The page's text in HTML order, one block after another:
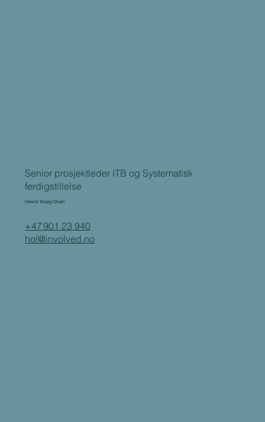
Senior prosjektleder ITB og Systematisk
ferdigstillelse
Henrik Wang Olsen
+47 901 23 940
hol@involved.no